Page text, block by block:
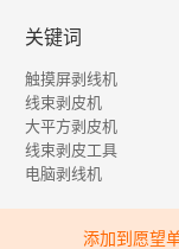
送线方式：皮带送
驱动方式：16轮驱
升降操作方式：数
尺寸重量：
允许通过最大直径
刀片材料：进口高
关键词
触摸屏剥线机
线束剥皮机
大平方剥皮机
线束剥皮工具
电脑剥线机
添加到愿望